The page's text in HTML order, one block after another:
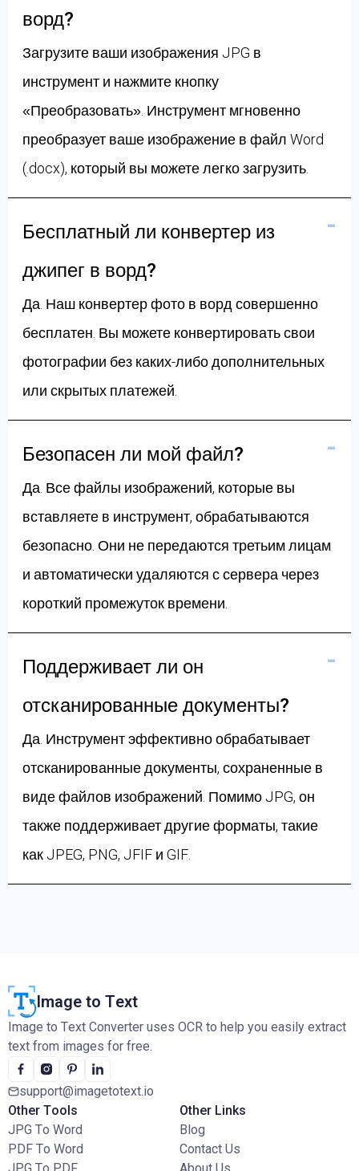
ворд?
Загрузите ваши изображения JPG в
инструмент и нажмите кнопку
«Преобразовать». Инструмент мгновенно
преобразует ваше изображение в файл Word
(.docx), который вы можете легко загрузить.
Бесплатный ли конвертер из
джипег в ворд?
Да. Наш конвертер фото в ворд совершенно
бесплатен. Вы можете конвертировать свои
фотографии без каких-либо дополнительных
или скрытых платежей.
Безопасен ли мой файл?
Да. Все файлы изображений, которые вы
вставляете в инструмент, обрабатываются
безопасно. Они не передаются третьим лицам
и автоматически удаляются с сервера через
короткий промежуток времени.
Поддерживает ли он
отсканированные документы?
Да. Инструмент эффективно обрабатывает
отсканированные документы, сохраненные в
виде файлов изображений. Помимо JPG, он
также поддерживает другие форматы, такие
как JPEG, PNG, JFIF и GIF.
Image to Text
Image to Text Converter uses OCR to help you easily extract
text from images for free.
support@imagetotext.io
Other Tools
JPG To Word
PDF To Word
Other Links
Blog
Contact Us